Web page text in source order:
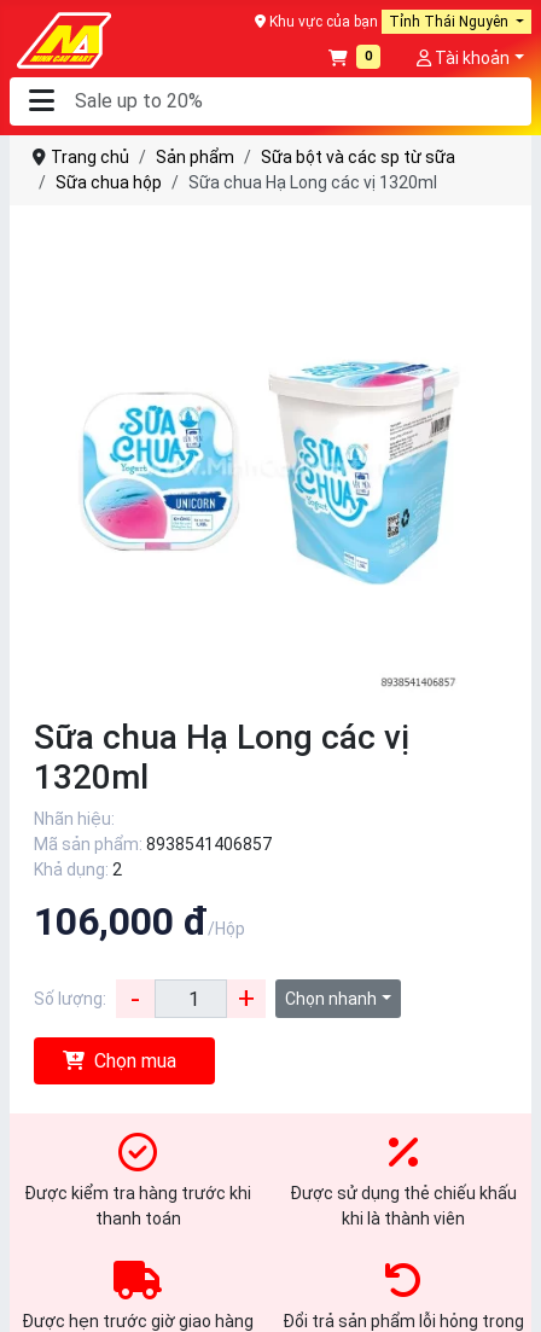
Khu vực của bạn Tỉnh Thái Nguyên
0 Tài khoản
Trang chủ Sản phẩm
Sữa bột và các sp từ sữa
Sữa chua hộp
Sữa chua Hạ Long các vị 1320ml
Sữa chua Hạ Long các vị
1320ml
Nhãn hiệu:
Mã sản phẩm: 8938541406857
Khả dụng: 2
106,000 đ/Hộp
Số lượng: - + Chọn nhanh
Chọn mua
Được kiểm tra hàng trước khi
thanh toán
Được sử dụng thẻ chiếu khấu
khi là thành viên
Được hẹn trước giờ giao hàng
Đổi trả sản phẩm lỗi hỏng trong